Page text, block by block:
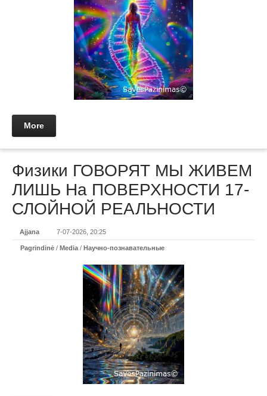
More
Физики ГОВОРЯТ МЫ ЖИВЕМ
ЛИШЬ На ПОВЕРХНОСТИ 17-
СЛОЙНОЙ РЕАЛЬНОСТИ
Ajjana 7-07-2026, 20:25
Pagrindinė / Media / Научно-познавательные